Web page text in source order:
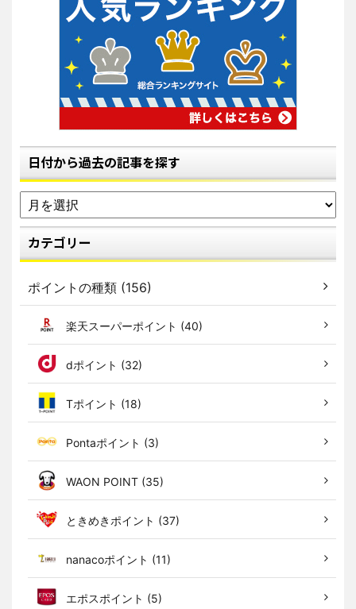
日付から過去の記事を探す
カテゴリー
ポイントの種類 (156)
楽天スーパーポイント (40)
dポイント (32)
Tポイント (18)
Pontaポイント (3)
WAON POINT (35)
ときめきポイント (37)
nanacoポイント (11)
エポスポイント (5)